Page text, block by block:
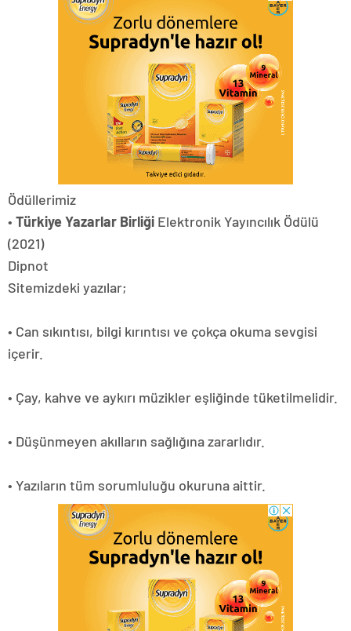
Ödüllerimiz
• Türkiye Yazarlar Birliği Elektronik Yayıncılık Ödülü
(2021)
Dipnot
Sitemizdeki yazılar;
• Can sıkıntısı, bilgi kırıntısı ve çokça okuma sevgisi
içerir.
• Çay, kahve ve aykırı müzikler eşliğinde tüketilmelidir.
• Düşünmeyen akılların sağlığına zararlıdır.
• Yazıların tüm sorumluluğu okuruna aittir.